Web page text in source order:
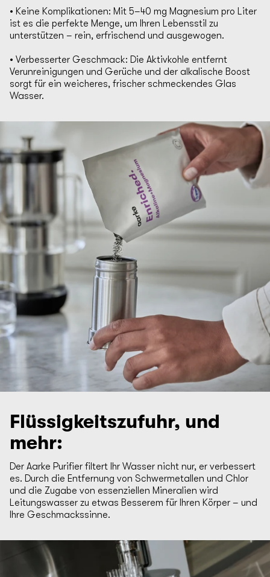
• Keine Komplikationen: Mit 5–40 mg Magnesium pro Liter
ist es die perfekte Menge, um Ihren Lebensstil zu
unterstützen – rein, erfrischend und ausgewogen.
• Verbesserter Geschmack: Die Aktivkohle entfernt
Verunreinigungen und Gerüche und der alkalische Boost
sorgt für ein weicheres, frischer schmeckendes Glas
Wasser.
Flüssigkeitszufuhr, und
mehr:
Der Aarke Purifier filtert Ihr Wasser nicht nur, er verbessert
es. Durch die Entfernung von Schwermetallen und Chlor
und die Zugabe von essenziellen Mineralien wird
Leitungswasser zu etwas Besserem für Ihren Körper – und
Ihre Geschmackssinne.